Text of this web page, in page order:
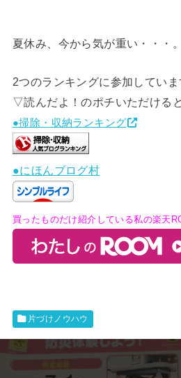
夏休み、今から気が重い・・・。
2つのランキングに参加していま
▽読んだよ！のポチいただける
●掃除・収納ランキング
●にほんブログ村
買ったものだけ紹介している私の楽天
片づけノウハウ